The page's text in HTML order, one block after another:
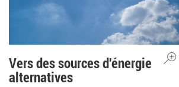
Vers des sources d'énergie
alternatives